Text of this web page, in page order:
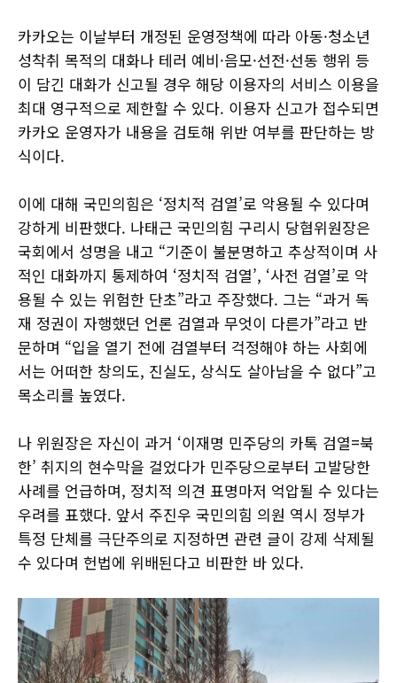
카카오는 이날부터 개정된 운영정책에 따라 아동·청소년
성착취 목적의 대화나 테러 예비·음모·선전·선동 행위 등
이 담긴 대화가 신고될 경우 해당 이용자의 서비스 이용을
최대 영구적으로 제한할 수 있다. 이용자 신고가 접수되면
카카오 운영자가 내용을 검토해 위반 여부를 판단하는 방
식이다.
이에 대해 국민의힘은 ‘정치적 검열’로 악용될 수 있다며
강하게 비판했다. 나태근 국민의힘 구리시 당협위원장은
국회에서 성명을 내고 “기준이 불분명하고 추상적이며 사
적인 대화까지 통제하여 ‘정치적 검열’, ‘사전 검열’로 악
용될 수 있는 위험한 단초”라고 주장했다. 그는 “과거 독
재 정권이 자행했던 언론 검열과 무엇이 다른가”라고 반
문하며 “입을 열기 전에 검열부터 걱정해야 하는 사회에
서는 어떠한 창의도, 진실도, 상식도 살아남을 수 없다”고
목소리를 높였다.
나 위원장은 자신이 과거 ‘이재명 민주당의 카톡 검열=북
한’ 취지의 현수막을 걸었다가 민주당으로부터 고발당한
사례를 언급하며, 정치적 의견 표명마저 억압될 수 있다는
우려를 표했다. 앞서 주진우 국민의힘 의원 역시 정부가
특정 단체를 극단주의로 지정하면 관련 글이 강제 삭제될
수 있다며 헌법에 위배된다고 비판한 바 있다.